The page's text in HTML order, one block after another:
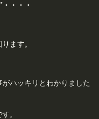
・・・
ます。
ハッキリとわかりました
。